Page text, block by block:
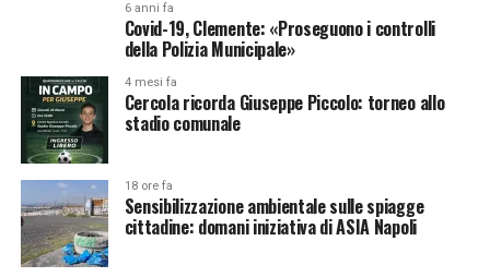
6 anni fa
Covid-19, Clemente: «Proseguono i controlli
della Polizia Municipale»
4 mesi fa
Cercola ricorda Giuseppe Piccolo: torneo allo
stadio comunale
18 ore fa
Sensibilizzazione ambientale sulle spiagge
cittadine: domani iniziativa di ASIA Napoli